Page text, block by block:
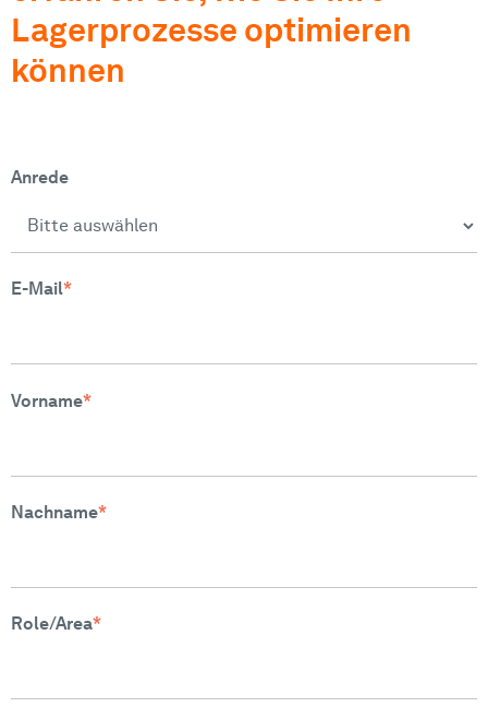
Lagerprozesse optimieren
können
Anrede
E-Mail*
Vorname*
Nachname*
Role/Area*